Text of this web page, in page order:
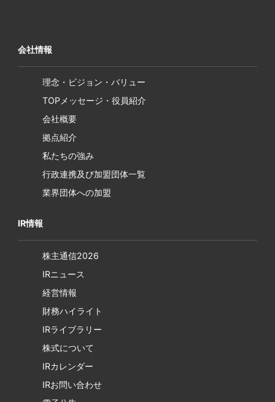
会社情報
理念・ビジョン・バリュー
TOPメッセージ・役員紹介
会社概要
拠点紹介
私たちの強み
行政連携及び加盟団体一覧
業界団体への加盟
IR情報
株主通信2026
IRニュース
経営情報
財務ハイライト
IRライブラリー
株式について
IRカレンダー
IRお問い合わせ